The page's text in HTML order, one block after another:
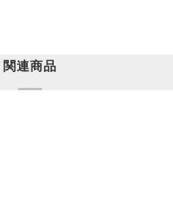
関連商品